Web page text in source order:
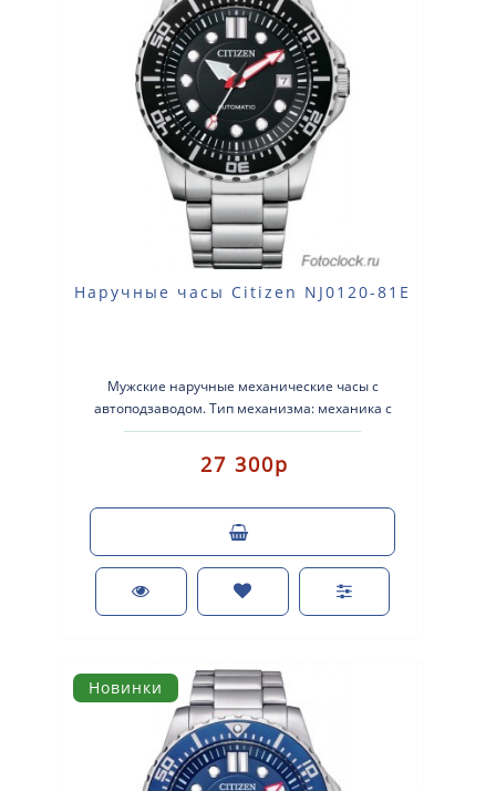
Наручные часы Citizen NJ0120-81E
Мужские наручные механические часы с
автоподзаводом. Тип механизма: механика с
автоподзаводом. Корпус: нержавеющая ст..
27 300р
Новинки